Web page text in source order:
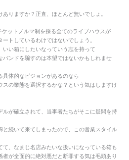
りますか？正直、ほとんど無いでしょ。
ットノルマ制を採る全てのライブハウスが
トしているわけではないでしょう。
い箱にしたいなっていう志を持って
バンドを騙すのは本望ではないかもしれませ
具体的なビジョンがあるのなら
の業態を選択するかな？という気はしますけ
ルが確立されて、当事者たちがそこに疑問を持
と続いて来てしまったので、この営業スタイル
、なまじ名店みたいな扱いになっている箱も
が全面的に絶対悪だと断罪する気は毛頭あり